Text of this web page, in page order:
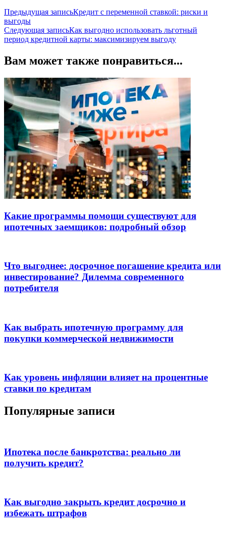
Навигация
по
записям
Предыдущая записьКредит с переменной ставкой: риски и
выгоды
Следующая записьКак выгодно использовать льготный
период кредитной карты: максимизируем выгоду
Вам может также понравиться...
Какие программы помощи существуют для
ипотечных заемщиков: подробный обзор
Что выгоднее: досрочное погашение кредита или
инвестирование? Дилемма современного
потребителя
Как выбрать ипотечную программу для
покупки коммерческой недвижимости
Как уровень инфляции влияет на процентные
ставки по кредитам
Популярные записи
Ипотека после банкротства: реально ли
получить кредит?
Как выгодно закрыть кредит досрочно и
избежать штрафов